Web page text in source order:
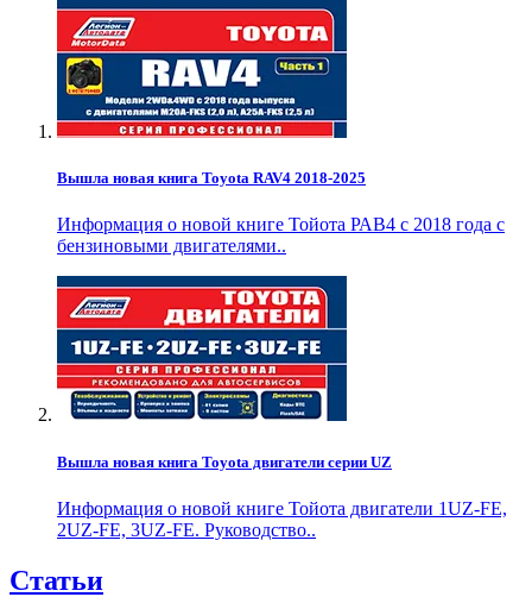
Вышла новая книга Toyota RAV4 2018-2025
Информация о новой книге Тойота РАВ4 с 2018 года с
бензиновыми двигателями..
Вышла новая книга Toyota двигатели серии UZ
Информация о новой книге Тойота двигатели 1UZ-FE,
2UZ-FE, 3UZ-FE. Руководство..
Статьи